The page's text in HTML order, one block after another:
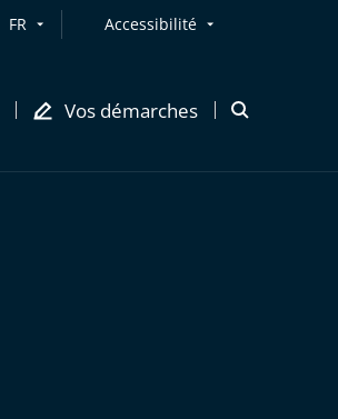
FR Accessibilité
Vos démarches
Ouvrir